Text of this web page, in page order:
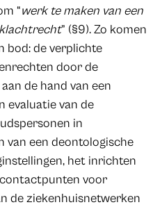
“werk te maken van een
” (§9). Zo komen
bod: de verplichte
door de
de hand van een
evaluatie van de
in
van een deontologische
het inrichten
voor
de ziekenhuisnetwerken